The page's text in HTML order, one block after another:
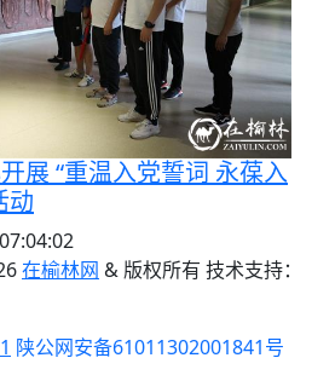
展 “重温入党誓词 永葆入
动
在榆林网 & 版权所有 技术支持：
陕公网安备61011302001841号